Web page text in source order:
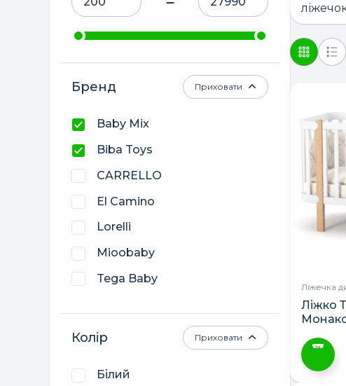
Бренд
Baby Mix
Biba Toys
CARRELLO
El Camino
Lorelli
Mioobaby
Tega Baby
Гойдалка
Кузя
Приховати
Колір
Білий
Приховати
Ліжечка
Ліжко